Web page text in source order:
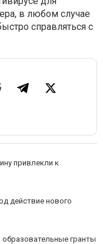
в любом случае
справляться с
привлекли к
действие нового
гранты